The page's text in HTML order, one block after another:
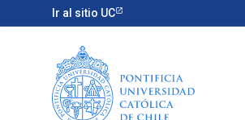
Ir al sitio UC